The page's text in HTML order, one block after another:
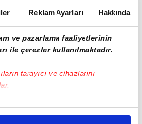
Reklam Ayarları Hakkında
ve pazarlama faaliyetlerinin
ile çerezler kullanılmaktadır.
tarayıcı ve cihazlarını
halinde sizlere özel